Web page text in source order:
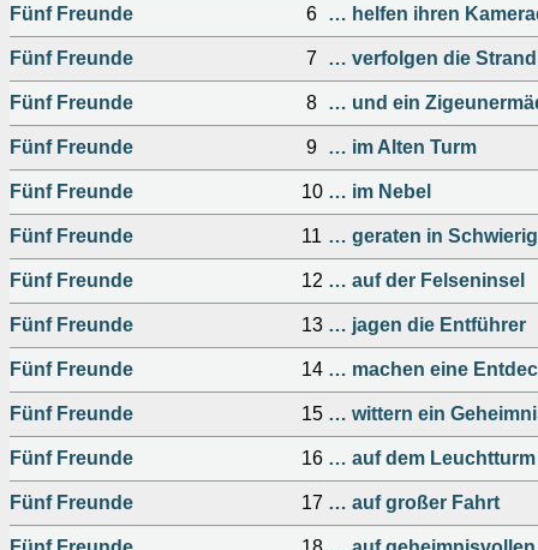
Fünf Freunde 6 … helfen ihren
Fünf Freunde 7 … verfolgen die
Fünf Freunde 8 … und ein
Fünf Freunde 9 … im Alten Turm
Fünf Freunde 10 … im Nebel
Fünf Freunde 11 … geraten in
Fünf Freunde 12 … auf der Felseninsel
Fünf Freunde 13 … jagen die Entführer
Fünf Freunde 14 … machen eine
Fünf Freunde 15 … wittern ein
Fünf Freunde 16 … auf dem Leuchtturm
Fünf Freunde 17 … auf großer Fahrt